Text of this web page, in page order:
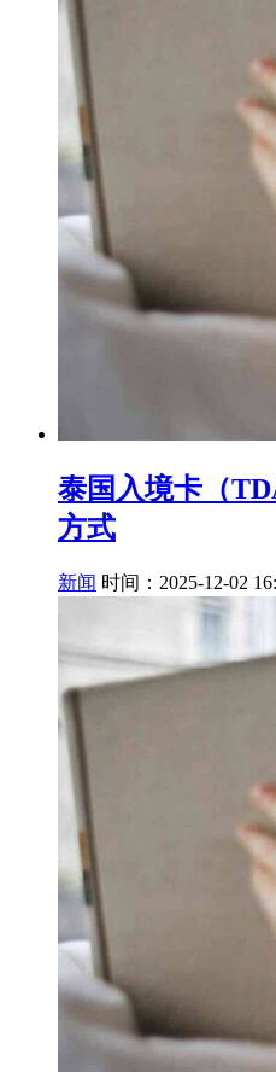
泰国入境卡（
方式
新闻 时间：2025-12-02